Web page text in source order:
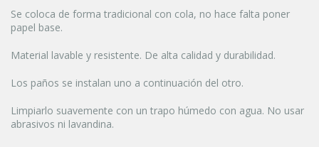
Se coloca de forma tradicional con cola, no hace falta poner
papel base.
Material lavable y resistente. De alta calidad y durabilidad.
Los paños se instalan uno a continuación del otro.
Limpiarlo suavemente con un trapo húmedo con agua. No usar
abrasivos ni lavandina.